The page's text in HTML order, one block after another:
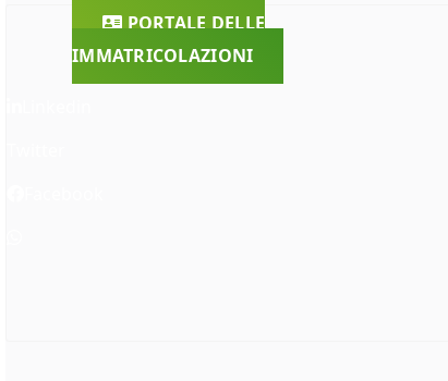
PORTALE DELLE
IMMATRICOLAZIONI